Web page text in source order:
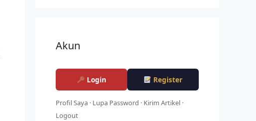
Akun
Login Register
Profil Saya · Lupa Password · Kirim Artikel ·
Logout